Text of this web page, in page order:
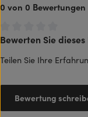
0 von 0 Bewertungen
Durchschnittliche
Bewerten Sie
Teilen Sie Ihre
Bewertung